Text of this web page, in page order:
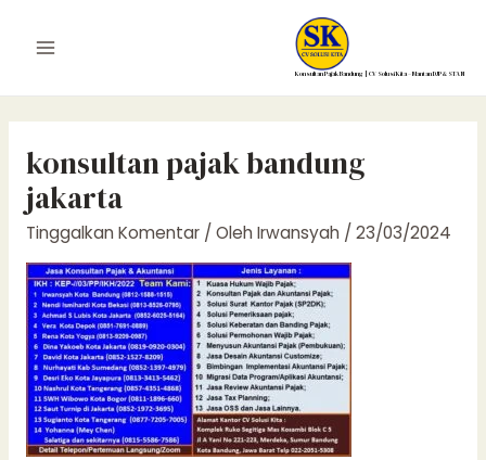
Main
Menu
Konsultan Pajak Bandung | CV Solusi Kita – Mantan DJP & STAN
konsultan pajak bandung
jakarta
Tinggalkan Komentar / OlehIrwansyah / 23/03/2024